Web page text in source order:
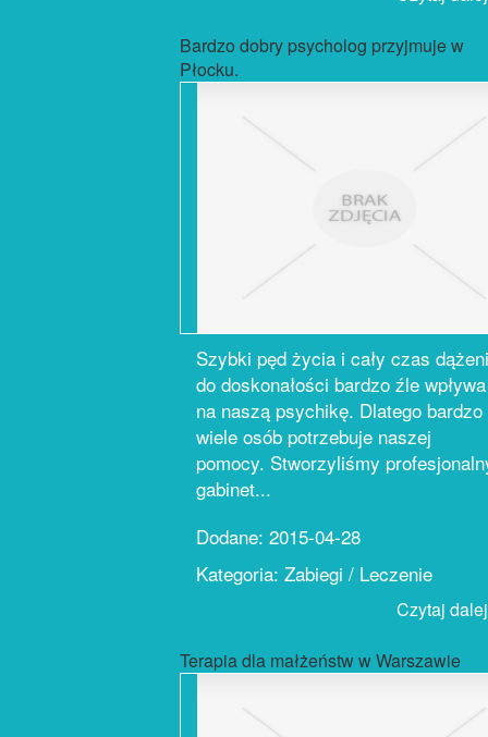
Bardzo dobry psycholog przyjmuje w
Płocku.
Szybki pęd życia i cały czas
do doskonałości bardzo źle wpływa
na naszą psychikę. Dlatego bardzo
wiele osób potrzebuje naszej
pomocy. Stworzyliśmy
gabinet...
Dodane: 2015-04-28
Kategoria: Zabiegi / Leczenie
Czytaj
Terapia dla małżeństw w Warszawie